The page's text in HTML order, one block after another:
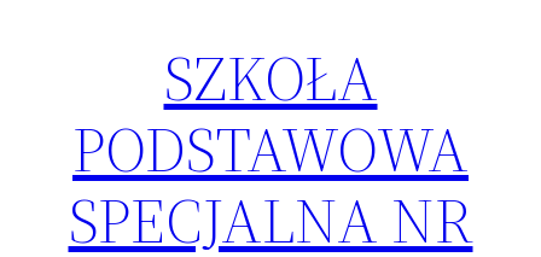
SZKOŁA
PODSTAWOWA
SPECJALNA NR